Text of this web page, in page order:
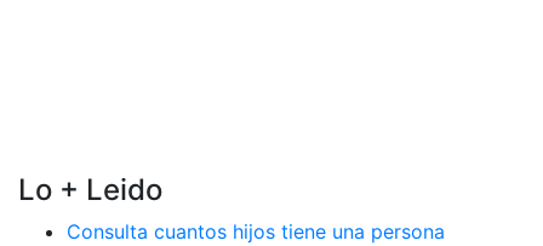
Lo + Leido
Consulta cuantos hijos tiene una persona